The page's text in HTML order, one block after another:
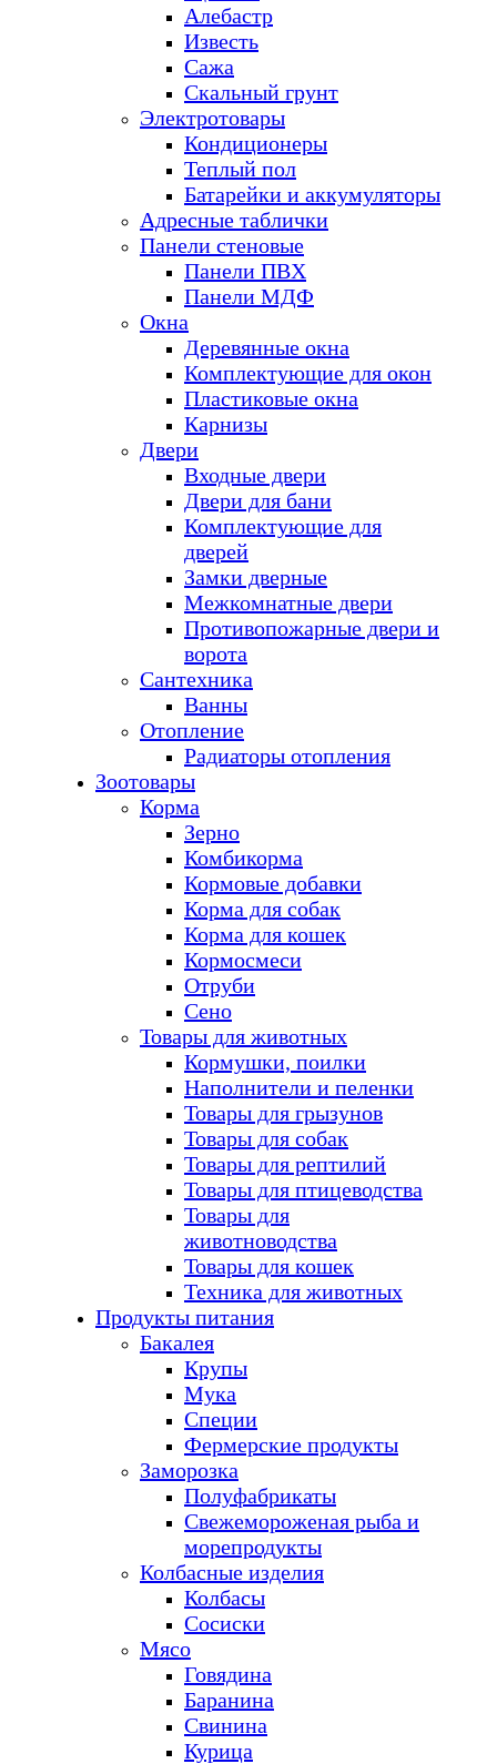
Алебастр
Известь
Сажа
Скальный грунт
Электротовары
Кондиционеры
Теплый пол
Батарейки и аккумуляторы
Адресные таблички
Панели стеновые
Панели ПВХ
Панели МДФ
Окна
Деревянные окна
Комплектующие для окон
Пластиковые окна
Карнизы
Двери
Входные двери
Двери для бани
Комплектующие для
дверей
Замки дверные
Межкомнатные двери
Противопожарные двери и
ворота
Сантехника
Ванны
Отопление
Радиаторы отопления
Зоотовары
Корма
Зерно
Комбикорма
Кормовые добавки
Корма для собак
Корма для кошек
Кормосмеси
Отруби
Сено
Товары для животных
Кормушки, поилки
Наполнители и пеленки
Товары для грызунов
Товары для собак
Товары для рептилий
Товары для птицеводства
Товары для
животноводства
Товары для кошек
Техника для животных
Продукты питания
Бакалея
Крупы
Мука
Специи
Фермерские продукты
Заморозка
Полуфабрикаты
Свежемороженая рыба и
морепродукты
Колбасные изделия
Колбасы
Сосиски
Мясо
Говядина
Баранина
Свинина
Курица